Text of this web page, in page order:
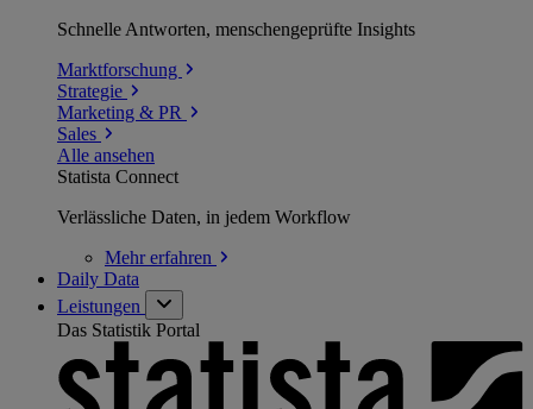
Schnelle Antworten, menschengeprüfte Insights
Marktforschung
Strategie
Marketing & PR
Sales
Alle ansehen
Statista Connect
Verlässliche Daten, in jedem Workflow
Mehrerfahren
Daily Data
Leistungen
Das Statistik Portal